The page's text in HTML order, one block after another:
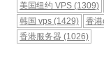
美国纽约 VPS (1309)
韩国 vps (1429) 香
香港服务器 (1026)